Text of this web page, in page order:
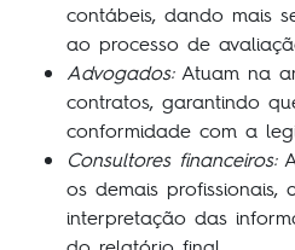
contábeis, dando mais
ao processo de
Advogados:Atuam na
contratos, garantindo
conformidade com a
Consultores financeiros:
os demais profissionais,
interpretação das